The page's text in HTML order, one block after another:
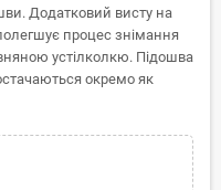
Додатковий висту на
процес знімання
устілколкю. Підошва
окремо як